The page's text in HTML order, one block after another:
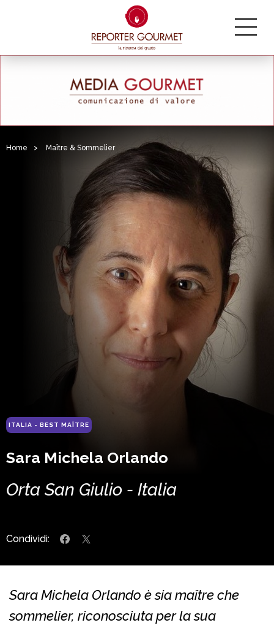
Home > Maître & Sommelier
ITALIA - BEST MAÎTRE
Sara Michela Orlando
Orta San Giulio - Italia
Condividi:
Sara Michela Orlando è sia maître che
sommelier, riconosciuta per la sua